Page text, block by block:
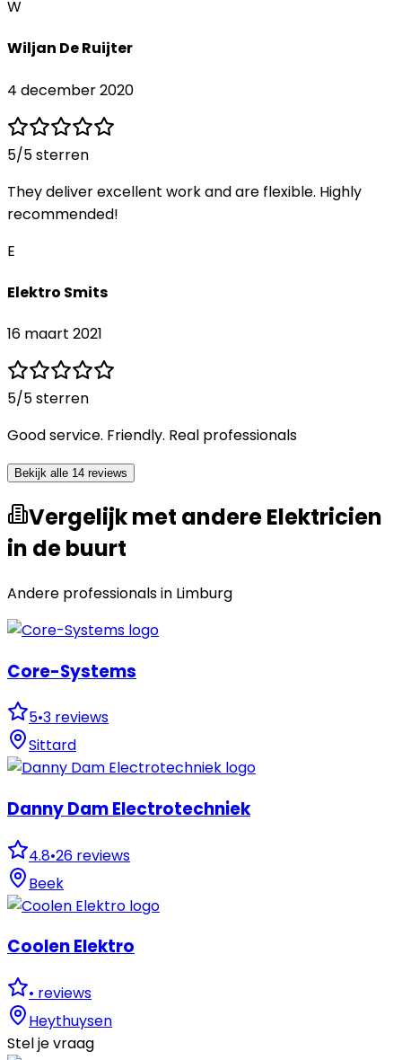
W
Wiljan De Ruijter
4 december 2020
5/5 sterren
They deliver excellent work and are flexible. Highly
recommended!
E
Elektro Smits
16 maart 2021
5/5 sterren
Good service. Friendly. Real professionals
Bekijk alle 14 reviews
Vergelijk met andere Elektricien
in de buurt
Andere professionals in Limburg
Core-Systems
5•3 reviews
Sittard
Danny Dam Electrotechniek
4.8•26 reviews
Beek
Coolen Elektro
• reviews
Heythuysen
Stel je vraag